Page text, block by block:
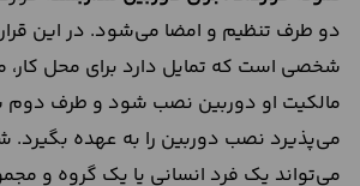
دو طرف تنظیم و امضا می‌شود. در این
شخصی است که تمایل دارد برای محل کار،
مالکیت او دوربین نصب شود و طرف
می‌پذیرد نصب دوربین را به عهده
می‌تواند یک فرد انسانی یا یک گروه و